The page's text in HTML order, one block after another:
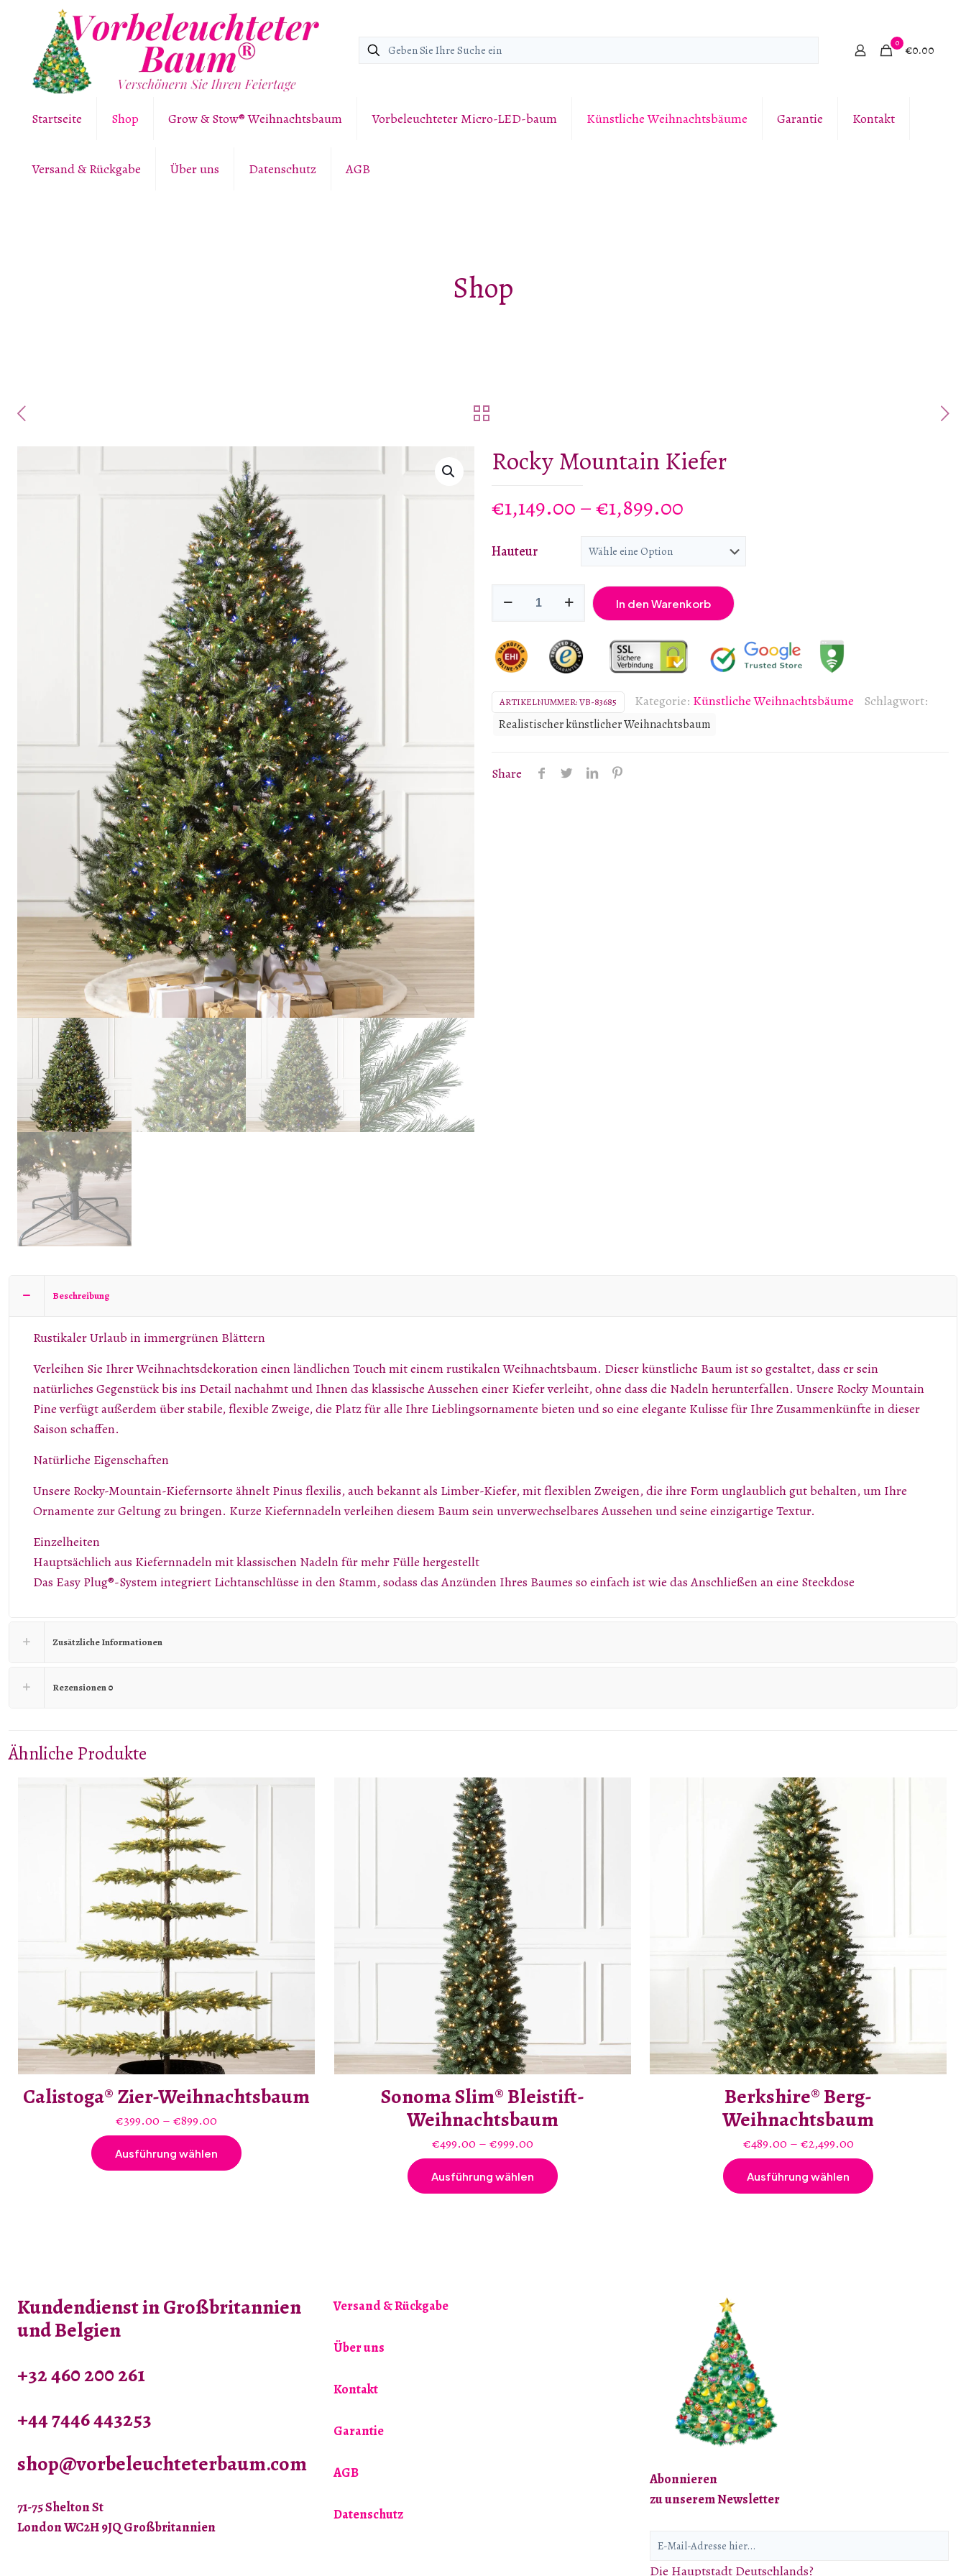
0 €0.00
Startseite Shop Grow & Stow® Weihnachtsbaum Vorbeleuchteter Micro-LED-baum Künstliche Weihnachtsbäume Garantie Kontakt
Versand & Rückgabe Über uns Datenschutz AGB
Shop
Rocky Mountain Kiefer
€1,149.00 –€1,899.00
Hauteur
Menge
In den Warenkorb
ARTIKELNUMMER:VB-83685 Kategorie: Künstliche Weihnachtsbäume Schlagwort:
Realistischer künstlicher Weihnachtsbaum
Share
Beschreibung
Rustikaler Urlaub in immergrünen Blättern
Verleihen Sie Ihrer Weihnachtsdekoration einen ländlichen Touch mit einem rustikalen Weihnachtsbaum. Dieser künstliche Baum ist so gestaltet, dass er sein
natürliches Gegenstück bis ins Detail nachahmt und Ihnen das klassische Aussehen einer Kiefer verleiht, ohne dass die Nadeln herunterfallen. Unsere Rocky Mountain
Pine verfügt außerdem über stabile, flexible Zweige, die Platz für alle Ihre Lieblingsornamente bieten und so eine elegante Kulisse für Ihre Zusammenkünfte in dieser
Saison schaffen.
Natürliche Eigenschaften
Unsere Rocky-Mountain-Kiefernsorte ähnelt Pinus flexilis, auch bekannt als Limber-Kiefer, mit flexiblen Zweigen, die ihre Form unglaublich gut behalten, um Ihre
Ornamente zur Geltung zu bringen. Kurze Kiefernnadeln verleihen diesem Baum sein unverwechselbares Aussehen und seine einzigartige Textur.
Einzelheiten
Hauptsächlich aus Kiefernnadeln mit klassischen Nadeln für mehr Fülle hergestellt
Das Easy Plug®-System integriert Lichtanschlüsse in den Stamm, sodass das Anzünden Ihres Baumes so einfach ist wie das Anschließen an eine Steckdose
Zusätzliche Informationen
Rezensionen0
Ähnliche Produkte
Calistoga® Zier-Weihnachtsbaum
€399.00 –€899.00
€399.00
bis
Ausführung wählen
Dieses
Optionen
können
auf
Produktseite
werden
Sonoma Slim® Bleistift-
Weihnachtsbaum
€499.00 – €999.00Preisspanne:
€499.00
bis
Ausführung wählen
Dieses
Die
Berkshire® Berg-
Weihnachtsbaum
€489.00 – €2,499.00Preisspanne:
€489.00
Ausführung wählen
Dieses
Die
Optionen
können
auf
der
Produktseite
gewählt
werden
Kundendienst in Großbritannien
und Belgien
+32 460 200 261
+44 7446 443253
shop@vorbeleuchteterbaum.com
71-75 Shelton St
London WC2H 9JQ Großbritannien
Versand & Rückgabe
Über uns
Kontakt
Garantie
AGB
Datenschutz
Abonnieren
zu unserem Newsletter
Die Hauptstadt Deutschlands?